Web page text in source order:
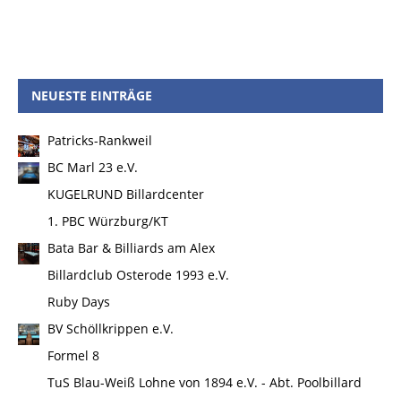
NEUESTE EINTRÄGE
Patricks-Rankweil
BC Marl 23 e.V.
KUGELRUND Billardcenter
1. PBC Würzburg/KT
Bata Bar & Billiards am Alex
Billardclub Osterode 1993 e.V.
Ruby Days
BV Schöllkrippen e.V.
Formel 8
TuS Blau-Weiß Lohne von 1894 e.V. - Abt. Poolbillard